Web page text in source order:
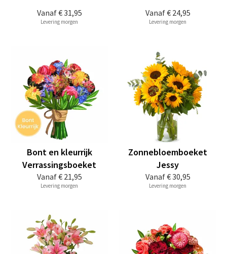
Vanaf€ 31,95
Levering morgen
Vanaf€ 24,95
Levering morgen
Vanaf€ 21,95
Bont en kleurrijk
Verrassingsboeket
Levering morgen
Vanaf€ 30,95
Zonnebloemboeket
Jessy
Levering morgen